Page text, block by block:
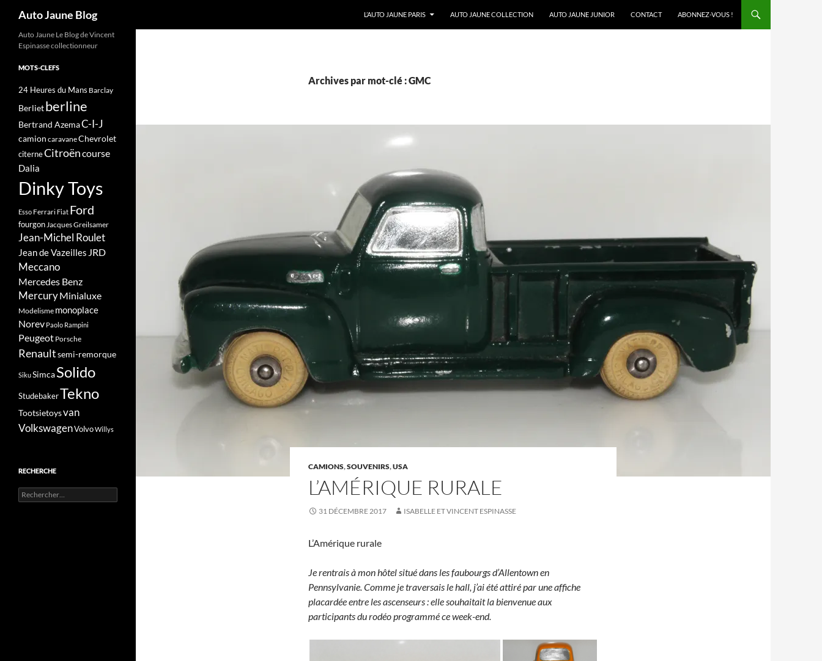
Auto Jaune Blog
L’AUTO JAUNE PARIS
AUTO JAUNE COLLECTION AUTO JAUNE JUNIOR CONTACT ABONNEZ-VOUS !
Archives par mot-clé : GMC
CAMIONS,SOUVENIRS,USA
L’AMÉRIQUE RURALE
31 DÉCEMBRE 2017 ISABELLE ET VINCENT ESPINASSE
L’Amérique rurale
Je rentrais à mon hôtel situé dans les faubourgs d’Allentown en
Pennsylvanie. Comme je traversais le hall, j’ai été attiré par une affiche
placardée entre les ascenseurs : elle souhaitait la bienvenue aux
participants du rodéo programmé ce week-end.
Auto Jaune Le Blog de Vincent
Espinasse collectionneur
MOTS-CLEFS
24 Heures du Mans Barclay
Berlietberline
Bertrand AzemaC-I-J
camion caravaneChevrolet
citerneCitroëncourse
Dalia
Dinky Toys
Esso Ferrari Fiat Ford
fourgonJacques Greilsamer
Jean-Michel Roulet
Jean de Vazeilles JRD
Meccano
Mercedes Benz
MercuryMinialuxe
Modelisme monoplace
Norev Paolo Rampini
Peugeot Porsche
Renaultsemi-remorque
SikuSimcaSolido
StudebakerTekno
Tootsietoysvan
VolkswagenVolvoWillys
RECHERCHE
Rechercher :